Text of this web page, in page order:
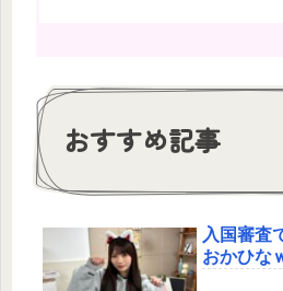
おすすめ記事
入国審査
おかひな